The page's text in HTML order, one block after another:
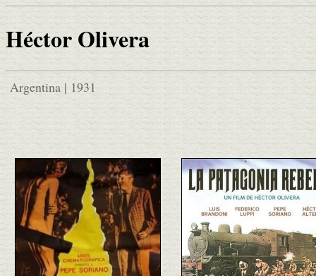
Héctor Olivera
Argentina | 1931